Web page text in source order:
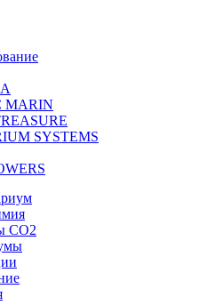
MARIN
SYSTEMS
СО2